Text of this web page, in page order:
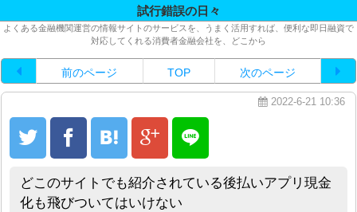
試行錯誤の日々
よくある金融機関運営の情報サイトのサービスを、うまく活用すれば、便利な即日融資で
対応してくれる消費者金融会社を、どこから
前のページ TOP 次のページ
2022-6-21 10:36
どこのサイトでも紹介されている後払いアプリ現金
化も飛びついてはいけない